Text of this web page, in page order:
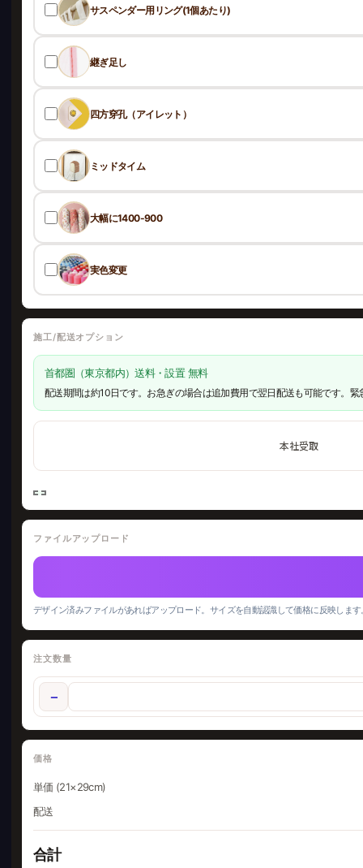
サスペンダー用リング(1個あたり)
継ぎ足し
四方穿孔（アイレット）
ミッドタイム
大幅に1400-900
実色変更
施工/配送オプション
首都圏（東京都内）送料・設置 無料
配送期間は約10日です。お急ぎの場合は追加費用で翌日配送も可能です。
本社受取
ファイルアップロード
デザイン済みファイルがあればアップロード。サイズを自動認識して価格に反映しま
注文数量
−
価格
単価 (21×29cm)
配送
合計